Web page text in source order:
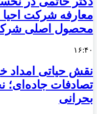
معارفه شرکت احیا
محصول اصلی
۱۶:۴۰
نقش حیاتی امداد
تصادفات جاده‌ای؛
بحرانی